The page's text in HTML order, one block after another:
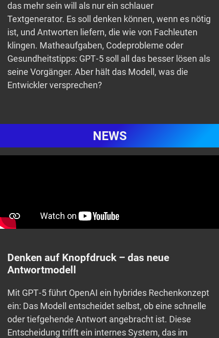
das mehr sein will als nur ein schlauer
Textgenerator. Es soll denken können, wenn es nötig
ist, und Antworten liefern, die wie von Fachleuten
klingen. Matheaufgaben, Codeprobleme oder
Gesundheitstipps: GPT‑5 soll all das besser lösen als
seine Vorgänger. Aber hält das Modell, was die
Entwickler versprechen?
NEWS
Denken auf Knopfdruck – das neue
Antwortmodell
Mit GPT‑5 führt OpenAI ein hybrides Rechenkonzept
ein: Das Modell entscheidet selbst, ob eine schnelle
oder tiefgehende Antwort angebracht ist. Diese
Entscheidung trifft ein internes System, das im